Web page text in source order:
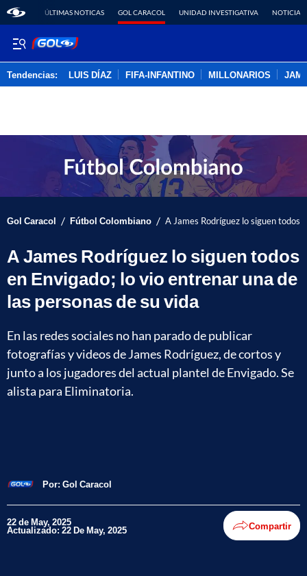
ÚLTIMAS NOTICAS GOL CARACOL UNIDAD INVESTIGATIVA NOTICIAS
Tendencias: LUIS DÍAZ FIFA-INFANTINO MILLONARIOS
Gol Caracol / Fútbol Colombiano / A James Rodríguez lo siguen todos
A James Rodríguez lo siguen todos
en Envigado; lo vio entrenar una de
las personas de su vida
En las redes sociales no han parado de publicar
fotografías y videos de James Rodríguez, de cortos y
junto a los jugadores del actual plantel de Envigado. Se
alista para Eliminatoria.
Por: Gol Caracol
22 de May, 2025
Actualizado: 22 De May, 2025 Compartir